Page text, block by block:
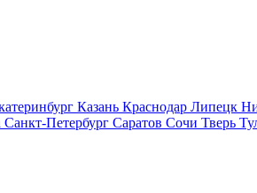
Казань Краснодар Липецк
Санкт-Петербург Саратов Сочи Тверь